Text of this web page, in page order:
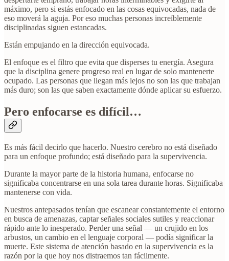
máximo, pero si estás enfocado en las cosas equivocadas, nada de
eso moverá la aguja. Por eso muchas personas increíblemente
disciplinadas siguen estancadas.
Están empujando en la dirección equivocada.
El enfoque es el filtro que evita que disperses tu energía. Asegura
que la disciplina genere progreso real en lugar de solo mantenerte
ocupado. Las personas que llegan más lejos no son las que trabajan
más duro; son las que saben exactamente dónde aplicar su esfuerzo.
Pero enfocarse es difícil…
Es más fácil decirlo que hacerlo. Nuestro cerebro no está diseñado
para un enfoque profundo; está diseñado para la supervivencia.
Durante la mayor parte de la historia humana, enfocarse no
significaba concentrarse en una sola tarea durante horas. Significaba
mantenerse con vida.
Nuestros antepasados tenían que escanear constantemente el entorno
en busca de amenazas, captar señales sociales sutiles y reaccionar
rápido ante lo inesperado. Perder una señal — un crujido en los
arbustos, un cambio en el lenguaje corporal — podía significar la
muerte. Este sistema de atención basado en la supervivencia es la
razón por la que hoy nos distraemos tan fácilmente.